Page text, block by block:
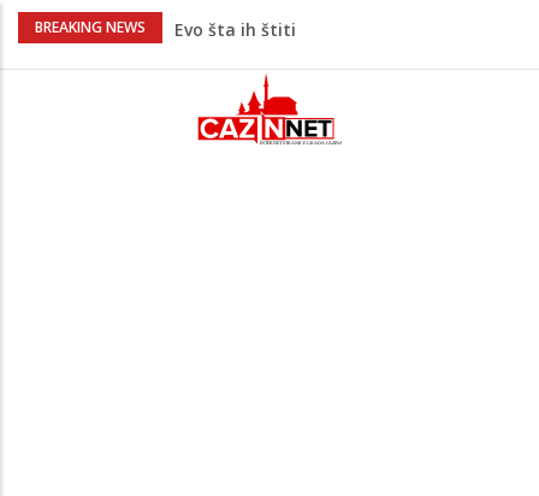
BREAKING NEWS
Krenuo u BiH sa 20 kilograma droge:
Užas: Uhapšen Italijan (45) kako
mobitelom snima djecu na plaži
Čistite dom? Obratite pažnju na stvari